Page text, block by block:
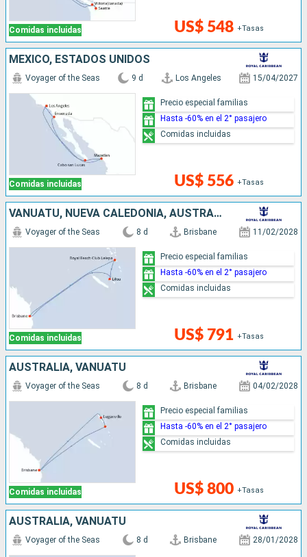
Comidas incluidas US$ 548 +Tasas
MÉXICO, ESTADOS UNIDOS
Comidas incluidas
Voyager of the Seas 9 d Los Angeles 15/04/2027
US$ 556 +Tasas
Precio especial familias
Hasta -60% en el 2° pasajero
Comidas incluidas
VANUATU, NUEVA CALEDONIA, AUSTRALIA
Comidas incluidas
Voyager of the Seas 8 d Brisbane 11/02/2028
US$ 791 +Tasas
Precio especial familias
Hasta -60% en el 2° pasajero
Comidas incluidas
AUSTRALIA, VANUATU
Comidas incluidas
Voyager of the Seas 8 d Brisbane 04/02/2028
US$ 800 +Tasas
Precio especial familias
Hasta -60% en el 2° pasajero
Comidas incluidas
AUSTRALIA, VANUATU
Voyager of the Seas 8 d Brisbane 28/01/2028